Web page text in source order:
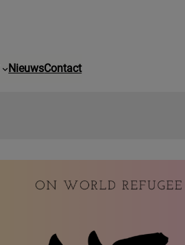
NieuwsContact